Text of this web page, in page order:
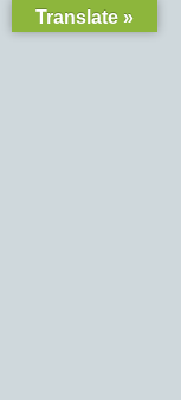
Translate »